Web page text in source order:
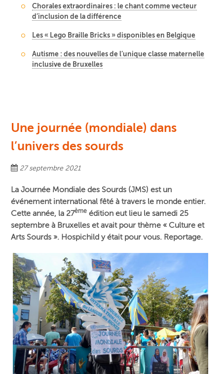
Chorales extraordinaires : le chant comme vecteur
d’inclusion de la différence
Les « Lego Braille Bricks » disponibles en Belgique
Autisme : des nouvelles de l’unique classe maternelle
inclusive de Bruxelles
Une journée (mondiale) dans
l’univers des sourds
27 septembre 2021
La Journée Mondiale des Sourds (JMS) est un
événement international fêté à travers le monde entier.
Cette année, la 27ème édition eut lieu le samedi 25
septembre à Bruxelles et avait pour thème « Culture et
Arts Sourds ». Hospichild y était pour vous. Reportage.